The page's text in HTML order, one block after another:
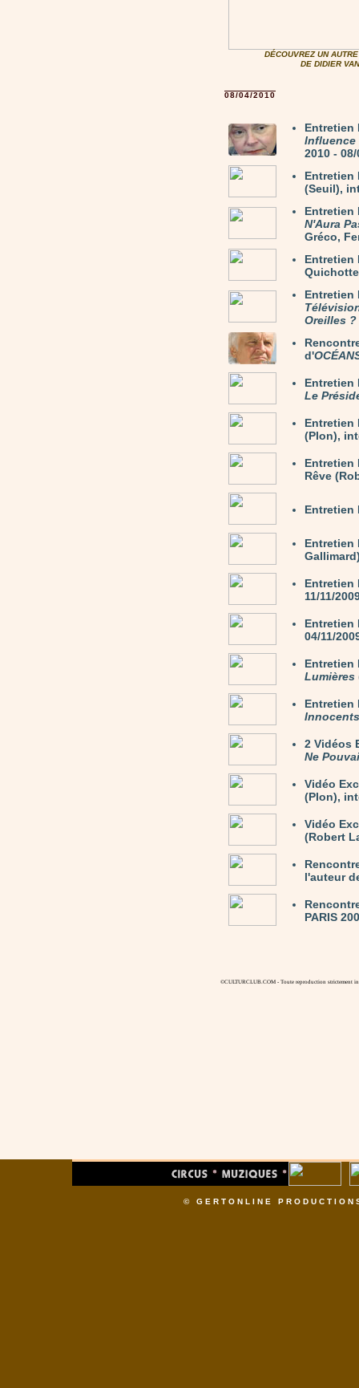
DÉCOUVREZ UN
DE DIDIER
08/04/2010
Entretien
Influence
2010 -
Entretien
(Seuil),
Entretien
N'Aura
Gréco,
Entretien
Entretien
Oreilles ?
d'
Entretien
Le
Entretien
(Plon),
Entretien
Rêve
Entretien
Entretien
Entretien
11/11/
Entretien
04/11/
Entretien
Lumières
Entretien
2 Vidéos
Ne
Vidéo
(Plon),
Vidéo
(Robert
l'auteur
PARIS
©CULTURCLUB.COM - Toute reproduction strictement
© GERTONLINE